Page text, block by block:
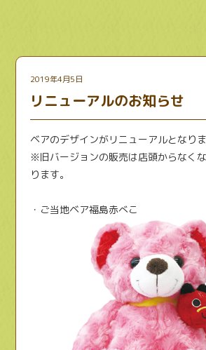
2019年4月5日
リニューアルのお知らせ
ベアのデザインがリニューアルとなりま
※旧バージョンの販売は店頭からなく
ります。
・ご当地ベア福島赤べこ